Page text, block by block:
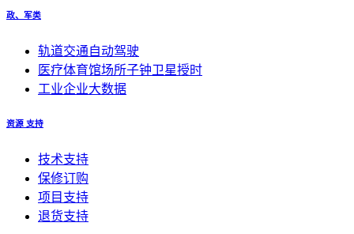
政、军类
轨道交通自动驾驶
医疗体育馆场所子钟卫星授时
工业企业大数据
资源 支持
技术支持
保修订购
项目支持
退货支持